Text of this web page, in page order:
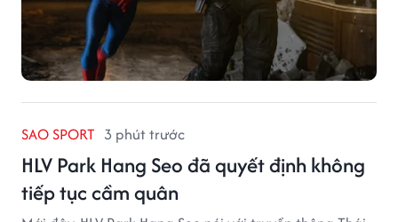
SAO SPORT 3 phút trước
HLV Park Hang Seo đã quyết định không
tiếp tục cầm quân